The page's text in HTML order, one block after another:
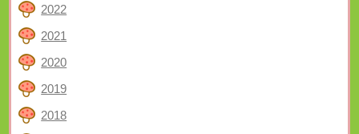
2022
2021
2020
2019
2018